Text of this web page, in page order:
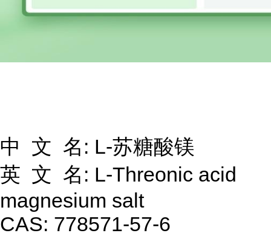
中 文 名: L-苏糖酸镁
英 文 名: L-Threonic acid
magnesium salt
CAS: 778571-57-6